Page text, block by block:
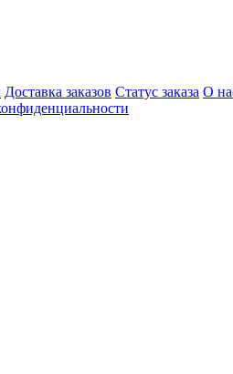
Доставка заказов Статус заказа О